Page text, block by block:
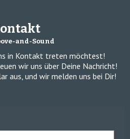
and-Sound
in Kontakt treten möchtest!
wir uns über Deine Nachricht!
aus, und wir melden uns bei Dir!